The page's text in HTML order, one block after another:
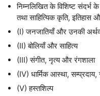
निम्नलिखित के विशिष्ट
तथा साहित्यिक कृति, इतिहास
(I) जनजातियाँ और उनकी
(II) बोलियाँ और साहित्य
(III) संगीत, नृत्य और रंगशाला
(IV) धार्मिक आस्था,
(V) हस्तशिल्प